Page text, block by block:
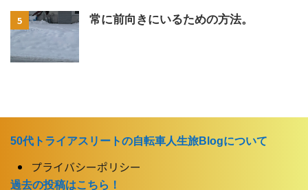
5 常に前向きにいるための方法。
50代トライアスリートの自転車人生旅Blogについて
プライバシーポリシー
過去の投稿はこちら！